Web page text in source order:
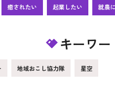
癒されたい 起業したい 就農
キーワ
地域おこし協力隊 星空